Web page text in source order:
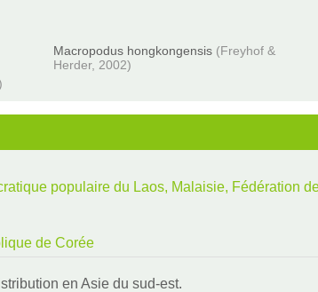
Macropodus hongkongensis (Freyhof &
Herder, 2002)
populaire du Laos, Malaisie, Fédération
de Corée
en Asie du sud-est.